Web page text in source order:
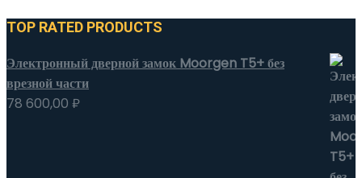
TOP RATED PRODUCTS
Электронный дверной замок Moorgen T5+ без
врезной части
78 600,00 ₽